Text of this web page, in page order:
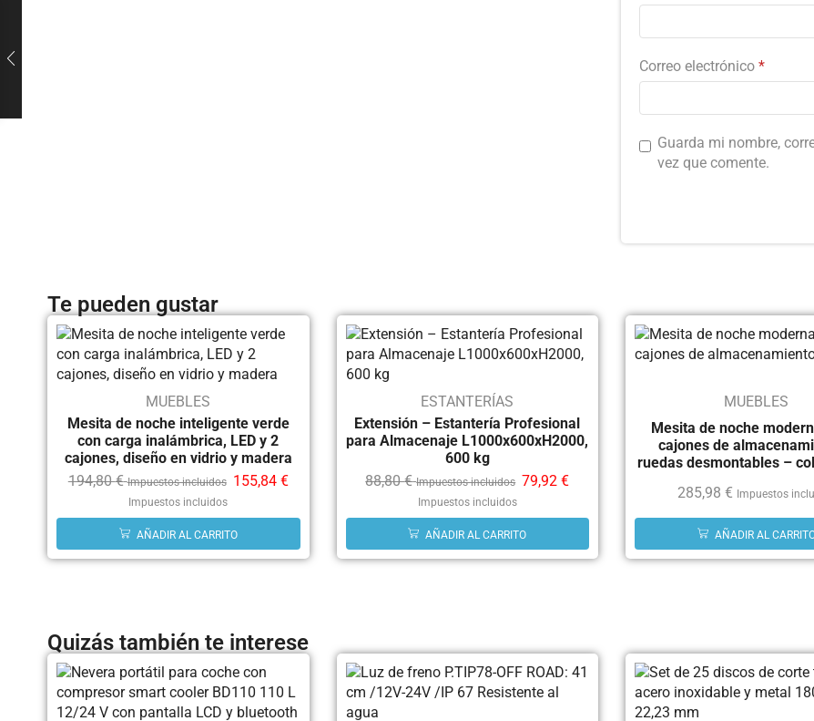
Correo electrónico *
Guarda mi nombre,
vez que comente.
Te pueden gustar
MUEBLES
Mesita de noche inteligente verde
con carga inalámbrica, LED y 2
cajones, diseño en vidrio y madera
194,80€ Impuestos incluidos 155,84 €
Impuestos incluidos
AÑADIR AL CARRITO
ESTANTERÍAS
Extensión – Estantería Profesional
para Almacenaje L1000x600xH2000,
600 kg
88,80€ Impuestos incluidos 79,92€
Impuestos incluidos
AÑADIR AL CARRITO
MUEBLES
Mesita de noche
cajones de
ruedas desmontables –
285,98 € Impuestos
AÑADIR AL
Quizás también te interese